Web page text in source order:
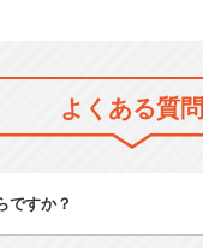
よくある質問
ですか？